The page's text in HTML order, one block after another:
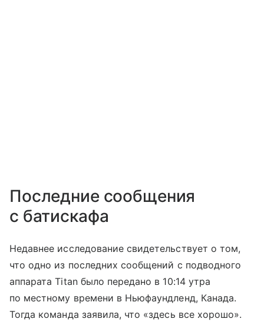
Последние сообщения
с батискафа
Недавнее исследование свидетельствует о том,
что одно из последних сообщений с подводного
аппарата Titan было передано в 10:14 утра
по местному времени в Ньюфаундленд, Канада.
Тогда команда заявила, что «здесь все хорошо».